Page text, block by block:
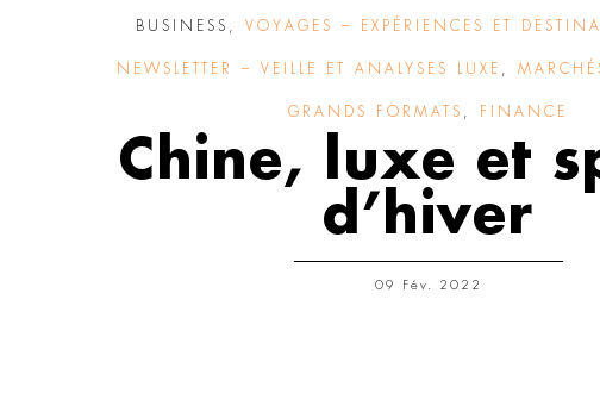
BUSINESS VOYAGES – EXPÉRIENCES ET
NEWSLETTER – VEILLE ET ANALYSES LUXE
GRANDS FORMATS FINANCE
Chine, luxe et
d’hiver
09 Fév. 2022